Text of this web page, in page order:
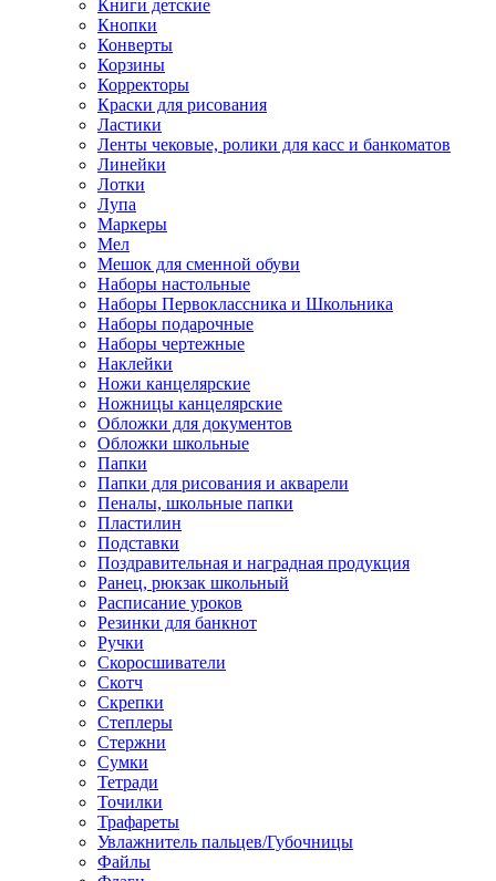
Книги детские
Кнопки
Конверты
Корзины
Корректоры
Краски для рисования
Ластики
Ленты чековые, ролики для касс и банкоматов
Линейки
Лотки
Лупа
Маркеры
Мел
Мешок для сменной обуви
Наборы настольные
Наборы Первоклассника и Школьника
Наборы подарочные
Наборы чертежные
Наклейки
Ножи канцелярские
Ножницы канцелярские
Обложки для документов
Обложки школьные
Папки
Папки для рисования и акварели
Пеналы, школьные папки
Пластилин
Подставки
Поздравительная и наградная продукция
Ранец, рюкзак школьный
Расписание уроков
Резинки для банкнот
Ручки
Скоросшиватели
Скотч
Скрепки
Степлеры
Стержни
Сумки
Тетради
Точилки
Трафареты
Увлажнитель пальцев/Губочницы
Файлы